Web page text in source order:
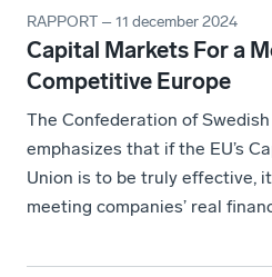
RAPPORT – 11 december 2024
Capital Markets For a
Competitive Europe
The Confederation of
emphasizes that if the EU’s
Union is to be truly effective,
meeting companies’ real